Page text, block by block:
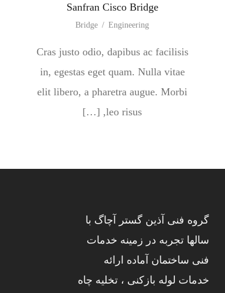
Sanfran Cisco Bridge
Bridge / Engineering
Cras justo odio, dapibus ac facilisis
in, egestas eget quam. Nulla vitae
elit libero, a pharetra augue. Morbi
leo risus, […]
گروه فنی آذین گستر آچاگ با
سالها تجربه در زمینه خدمات
فنی ساختمان آماده ارائه
خدمات لوله بازکنی ، تخلیه چاه